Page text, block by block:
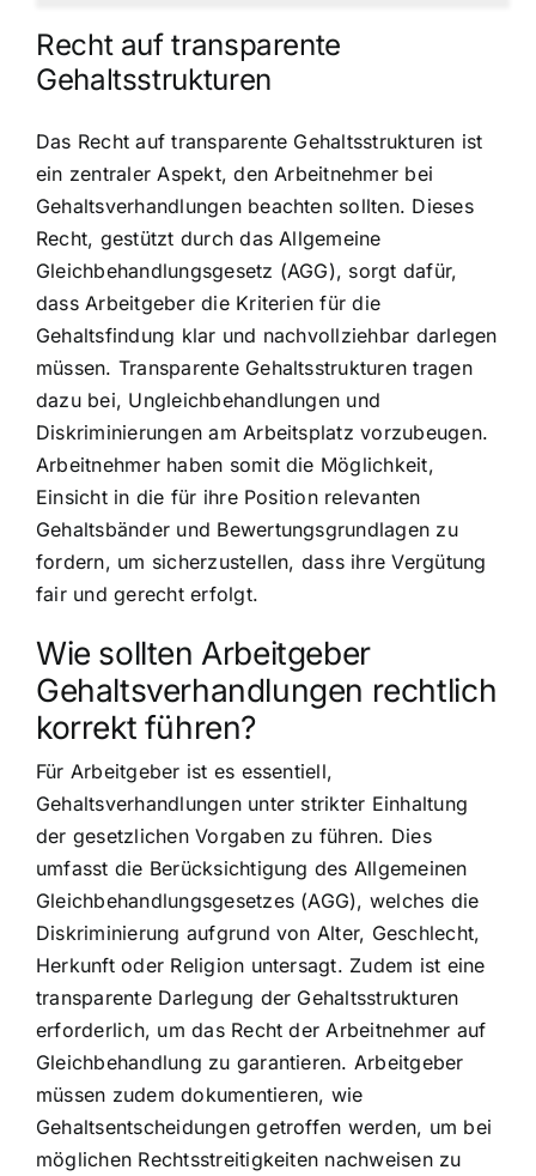
Recht auf transparente
Gehaltsstrukturen
Das Recht auf transparente Gehaltsstrukturen ist
ein zentraler Aspekt, den Arbeitnehmer bei
Gehaltsverhandlungen beachten sollten. Dieses
Recht, gestützt durch das Allgemeine
Gleichbehandlungsgesetz (AGG), sorgt dafür,
dass Arbeitgeber die Kriterien für die
Gehaltsfindung klar und nachvollziehbar darlegen
müssen. Transparente Gehaltsstrukturen tragen
dazu bei, Ungleichbehandlungen und
Diskriminierungen am Arbeitsplatz vorzubeugen.
Arbeitnehmer haben somit die Möglichkeit,
Einsicht in die für ihre Position relevanten
Gehaltsbänder und Bewertungsgrundlagen zu
fordern, um sicherzustellen, dass ihre Vergütung
fair und gerecht erfolgt.
Wie sollten Arbeitgeber
Gehaltsverhandlungen rechtlich
korrekt führen?
Für Arbeitgeber ist es essentiell,
Gehaltsverhandlungen unter strikter Einhaltung
der gesetzlichen Vorgaben zu führen. Dies
umfasst die Berücksichtigung des Allgemeinen
Gleichbehandlungsgesetzes (AGG), welches die
Diskriminierung aufgrund von Alter, Geschlecht,
Herkunft oder Religion untersagt. Zudem ist eine
transparente Darlegung der Gehaltsstrukturen
erforderlich, um das Recht der Arbeitnehmer auf
Gleichbehandlung zu garantieren. Arbeitgeber
müssen zudem dokumentieren, wie
Gehaltsentscheidungen getroffen werden, um bei
möglichen Rechtsstreitigkeiten nachweisen zu